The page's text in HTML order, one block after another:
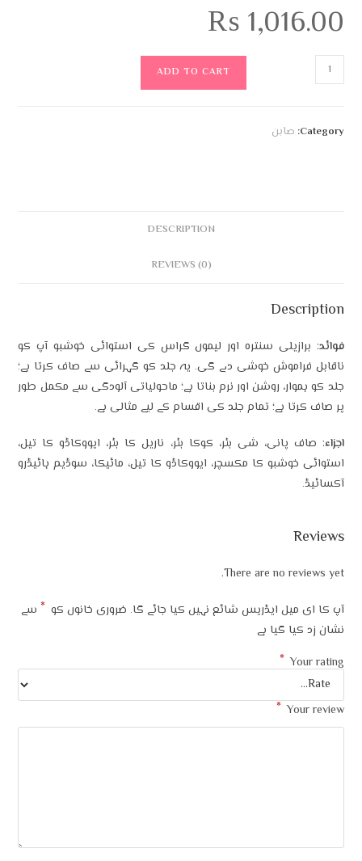
₨1,016.00
ADD TO CART
Category: صابن
DESCRIPTION
REVIEWS (0)
Description
فوائد: برازیلی سنترہ اور لیموں گراس کی استوائی خوشبو آپ کو
ناقابل فراموش خوشی دے گی۔ یہ جلد کو گہرائی سے صاف کرتا ہے؛
جلد کو ہموار، روشن اور نرم بناتا ہے؛ ماحولیاتی آلودگی سے مکمل طور
پر صاف کرتا ہے؛ تمام جلد کی اقسام کے لیے مثالی ہے۔
اجزاء: صاف پانی، شی بٹر، کوکا بٹر، ناریل کا بٹر، ایووکاڈو کا تیل،
استوائی خوشبو کا مکسچر، ایووکاڈو کا تیل، مائیکا، سوڈیم ہائیڈرو
آکسائیڈ۔
Reviews
There are no reviews yet.
آپ کا ای میل ایڈریس شائع نہیں کیا جائے گا۔ ضروری خانوں کو * سے
نشان زد کیا گیا ہے
Your rating
*
Your review
*